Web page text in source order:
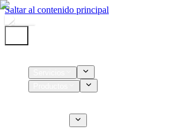
Saltar al contenido principal